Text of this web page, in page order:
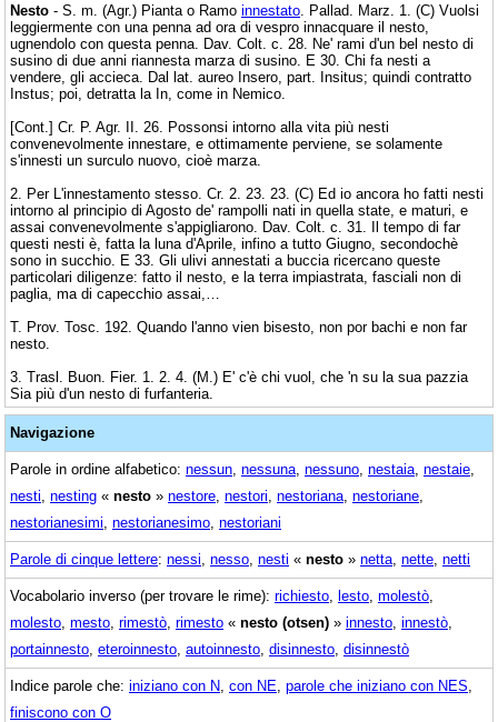
Nesto - S. m. (Agr.) Pianta o Ramo innestato . Pallad. Marz. 1. (C) Vuolsi
leggiermente con una penna ad ora di vespro innacquare il nesto,
ugnendolo con questa penna. Dav. Colt. c. 28. Ne' rami d'un bel nesto di
susino di due anni riannesta marza di susino. E 30. Chi fa nesti a
vendere, gli accieca. Dal lat. aureo Insero, part. Insitus; quindi contratto
Instus; poi, detratta la In, come in Nemico.
[Cont.] Cr. P. Agr. II. 26. Possonsi intorno alla vita più nesti
convenevolmente innestare, e ottimamente perviene, se solamente
s'innesti un surculo nuovo, cioè marza.
2. Per L'innestamento stesso. Cr. 2. 23. 23. (C) Ed io ancora ho fatti nesti
intorno al principio di Agosto de' rampolli nati in quella state, e maturi, e
assai convenevolmente s'appigliarono. Dav. Colt. c. 31. Il tempo di far
questi nesti è, fatta la luna d'Aprile, infino a tutto Giugno, secondochè
sono in succhio. E 33. Gli ulivi annestati a buccia ricercano queste
particolari diligenze: fatto il nesto, e la terra impiastrata, fasciali non di
paglia, ma di capecchio assai,…
T. Prov. Tosc. 192. Quando l'anno vien bisesto, non por bachi e non far
nesto.
3. Trasl. Buon. Fier. 1. 2. 4. (M.) E' c'è chi vuol, che 'n su la sua pazzia
Sia più d'un nesto di furfanteria.
Navigazione
Parole in ordine alfabetico: nessun nessuna nessuno nestaia nestaie
nesti nesting « nesto » nestore nestori nestoriana nestoriane
nestorianesimi nestorianesimo nestoriani
Parole di cinque lettere: nessi nesso nesti « nesto » netta nette netti
Vocabolario inverso (per trovare le rime): richiesto lesto molestò
molesto mesto rimestò rimesto « nesto (otsen) » innesto innestò
portainnesto eteroinnesto autoinnesto disinnesto disinnestò
Indice parole che: iniziano con N con NE parole che iniziano con NES
finiscono con O